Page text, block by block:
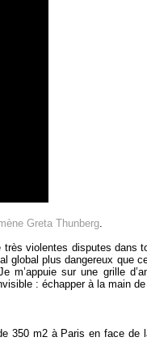
Greta Thunberg.
très violentes disputes dans
global plus dangereux que
sur une grille
: échapper à la main
350 m2 à Paris en face de